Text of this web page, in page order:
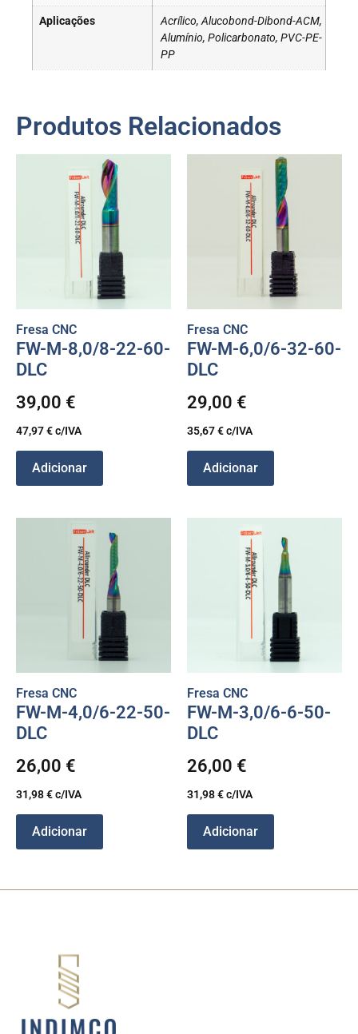
Aplicações
Acrílico, Alucobond-Dibond-ACM,
Alumínio, Policarbonato, PVC-PE-
PP
Produtos Relacionados
Fresa CNC
FW-M-8,0/8-22-60-
DLC
39,00 €
47,97€c/IVA
Adicionar
Fresa CNC
FW-M-6,0/6-32-60-
DLC
29,00 €
35,67€c/IVA
Adicionar
Fresa CNC
FW-M-4,0/6-22-50-
DLC
26,00 €
31,98€c/IVA
Adicionar
Fresa CNC
FW-M-3,0/6-6-50-
DLC
26,00 €
31,98€c/IVA
Adicionar